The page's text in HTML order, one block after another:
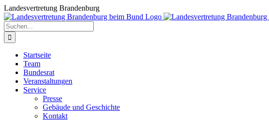
Zum
Inhalt
springen
Landesvertretung Brandenburg
Suche
nach:
Startseite
Team
Bundesrat
Veranstaltungen
Service
Presse
Gebäude und Geschichte
Kontakt